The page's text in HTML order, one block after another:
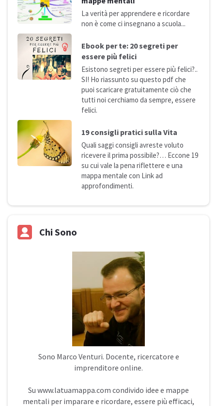
La verità per apprendere e ricordare
non è come ci insegnano a scuola...
Ebook per te: 20 segreti per
essere più felici
Esistono segreti per essere più felici?..
SI! Ho riassunto su questo pdf che
puoi scaricare gratuitamente ciò che
tutti noi cerchiamo da sempre, essere
felici.
19 consigli pratici sulla Vita
Quali saggi consigli avreste voluto
ricevere il prima possibile?… Eccone 19
su cui vale la pena riflettere e una
mappa mentale con Link ad
approfondimenti.
Chi Sono
Sono Marco Venturi. Docente, ricercatore e
imprenditore online.
Su www.latuamappa.com condivido idee e mappe
mentali per imparare e ricordare, essere più efficaci,